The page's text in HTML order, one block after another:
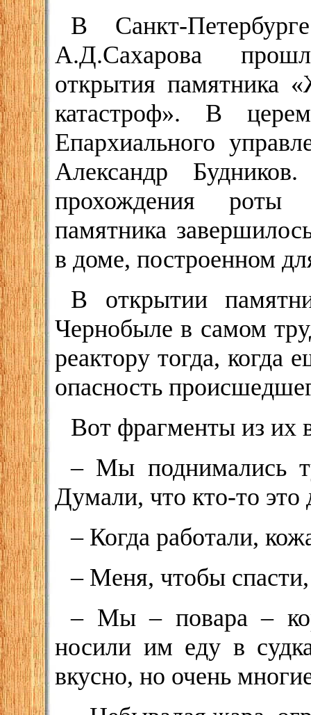
В Санкт-
А.Д.Сахарова
открытия памятника
катастроф». В
Епархиального
Александр
прохождения роты
памятника
в доме, построенном
В открытии
Чернобыле в самом
реактору тогда, когда
опасность
Вот фрагменты из их
– Мы поднимались
Думали, что кто-то это
– Когда работали,
– Меня, чтобы
– Мы – повара –
носили им еду в
вкусно, но очень